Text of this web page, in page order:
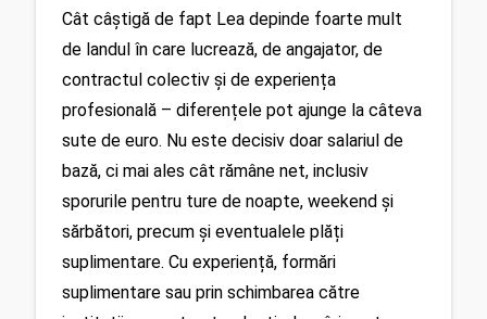
Cât câștigă de fapt Lea depinde foarte mult
de landul în care lucrează, de angajator, de
contractul colectiv și de experiența
profesională – diferențele pot ajunge la câteva
sute de euro. Nu este decisiv doar salariul de
bază, ci mai ales cât rămâne net, inclusiv
sporurile pentru ture de noapte, weekend și
sărbători, precum și eventualele plăți
suplimentare. Cu experiență, formări
suplimentare sau prin schimbarea către